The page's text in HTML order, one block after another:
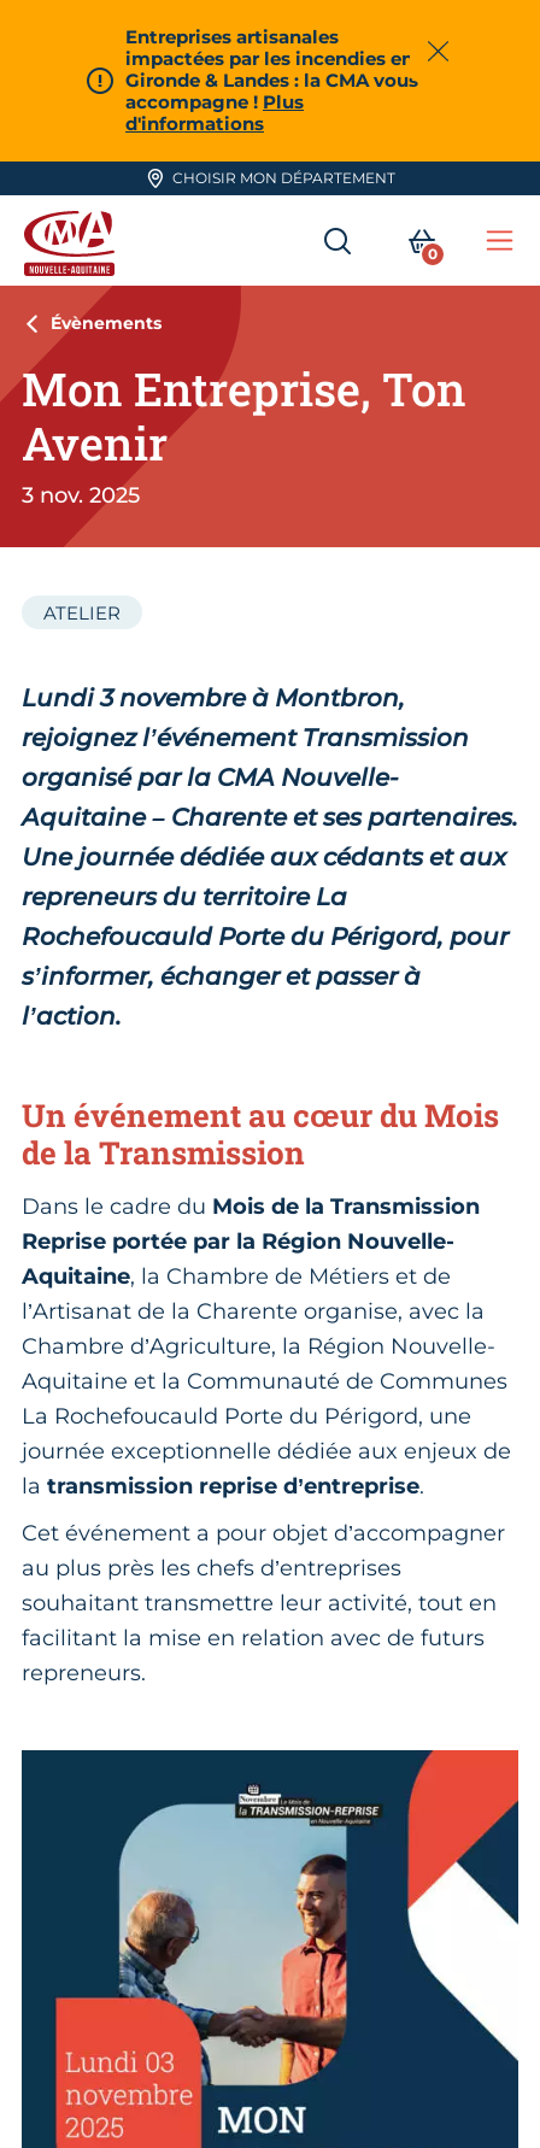
Entreprises artisanales
impactées par les incendies en
Gironde & Landes : la CMA vous
accompagne ! Plus
d'informations
Fermer
CHOISIR MON DÉPARTEMENT
CMA Nouvelle-Aquitaine
RECHERCHER
MON
0
Évènements
Mon Entreprise, Ton
Avenir
3 nov. 2025
ATELIER
Lundi 3 novembre à Montbron,
rejoignez l’événement Transmission
organisé par la CMA Nouvelle-
Aquitaine – Charente et ses partenaires.
Une journée dédiée aux cédants et aux
repreneurs du territoire La
Rochefoucauld Porte du Périgord, pour
s’informer, échanger et passer à
l’action.
Un événement au cœur du Mois
de la Transmission
Dans le cadre du Mois de la Transmission
Reprise portée par la Région Nouvelle-
Aquitaine, la Chambre de Métiers et de
l’Artisanat de la Charente organise, avec la
Chambre d’Agriculture, la Région Nouvelle-
Aquitaine et la Communauté de Communes
La Rochefoucauld Porte du Périgord, une
journée exceptionnelle dédiée aux enjeux de
la transmission reprise d’entreprise.
Cet événement a pour objet d’accompagner
au plus près les chefs d’entreprises
souhaitant transmettre leur activité, tout en
facilitant la mise en relation avec de futurs
repreneurs.